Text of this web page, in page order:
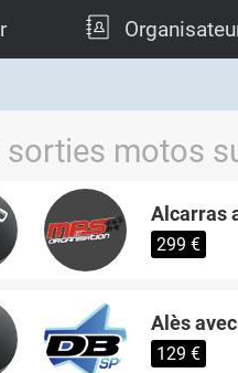
sorties motos
Alcarras
299 €
Alès
129 €